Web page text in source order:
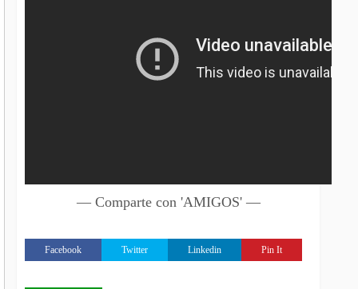
— Comparte con 'AMIGOS' —
Facebook Twitter Linkedin Pin It